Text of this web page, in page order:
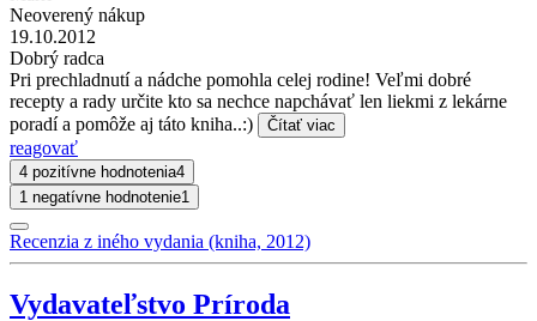
Neoverený nákup
19.10.2012
Dobrý radca
Pri prechladnutí a nádche pomohla celej rodine! Veľmi dobré
recepty a rady určite kto sa nechce napchávať len liekmi z lekárne
poradí a pomôže aj táto kniha..:)
Čítať viac
reagovať
4 pozitívne hodnotenia4
1 negatívne hodnotenie1
Recenzia z iného vydania (kniha, 2012)
Vydavateľstvo Príroda